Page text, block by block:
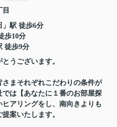
目
」駅 徒歩6分
歩10分
徒歩9分
うございます。
まそれぞれこだわりの条件が
は【あなたに１番のお部屋探
ヒアリングをし、南向きよりも
案いたします。